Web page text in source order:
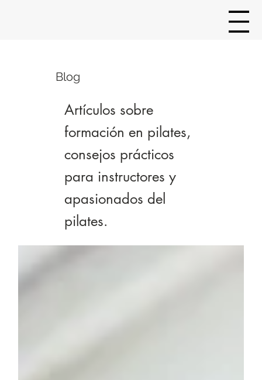
Blog
Artículos sobre
formación en pilates,
consejos prácticos
para instructores y
apasionados del
pilates.